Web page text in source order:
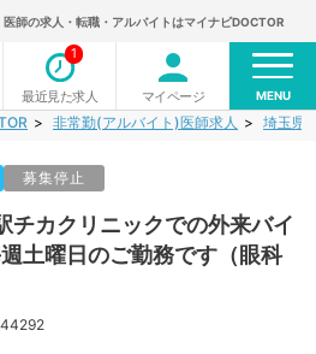
医師の求人・転職・アルバイトはマイナビDOCTOR
最近見た求人
1
マイページ MENU
非常勤(アルバイト)医師求人 埼玉県
募集停止
チカクリニックでの外来バイ
土曜日のご勤務です（眼科